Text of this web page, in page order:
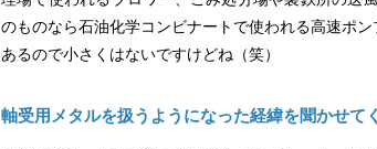
のものなら石油化学コンビナートで使われる高速ポ
あるので小さくはないですけどね（笑）
軸受用メタルを扱うようになった経緯を聞かせて